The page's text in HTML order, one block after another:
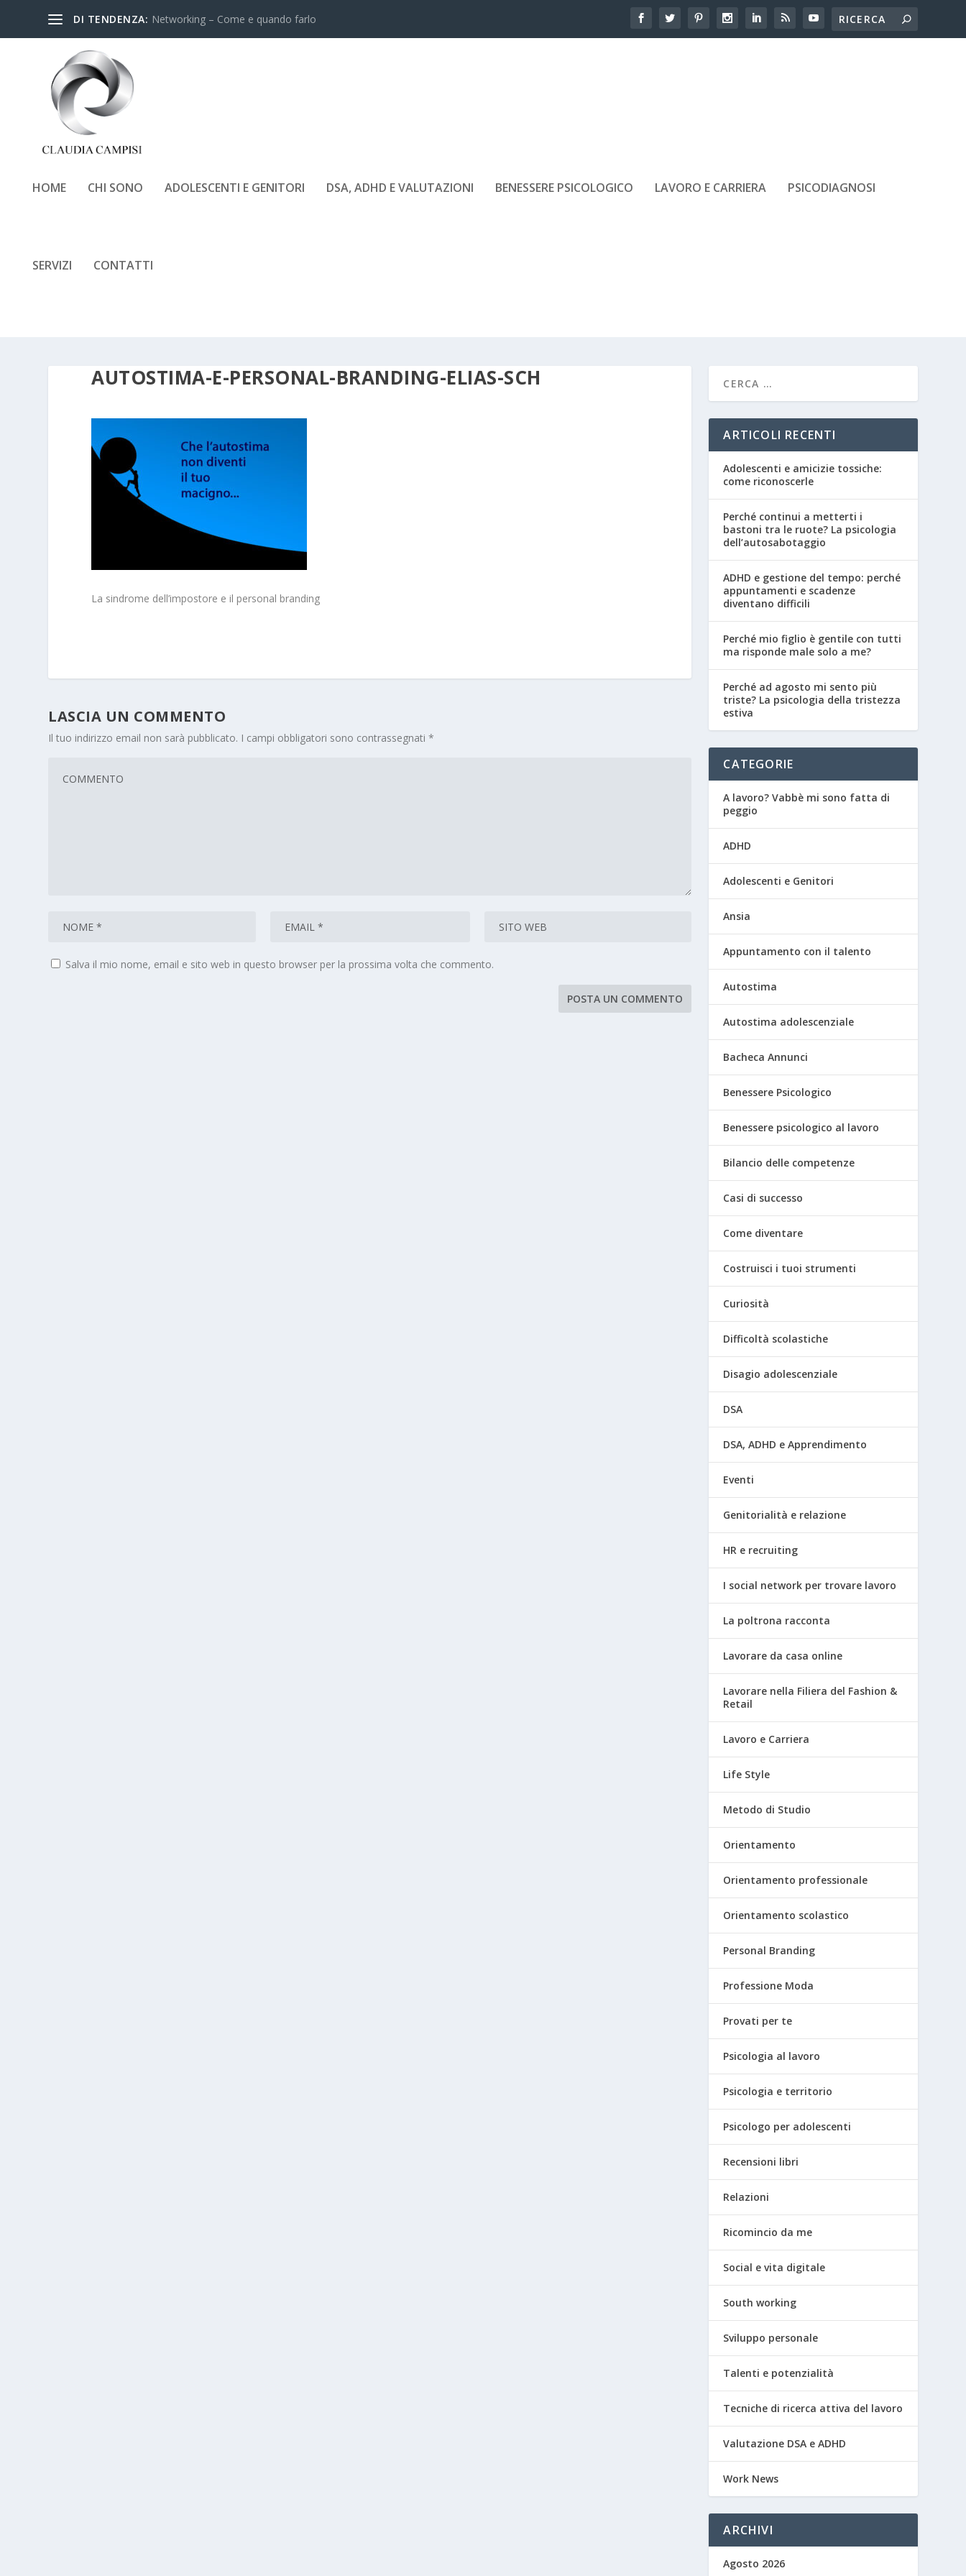
DI TENDENZA: Networking – Come e quando farlo
HOME CHI SONO ADOLESCENTI E GENITORI DSA, ADHD E VALUTAZIONI BENESSERE PSICOLOGICO LAVORO E CARRIERA PSICODIAGNOSI
SERVIZI CONTATTI
AUTOSTIMA-E-PERSONAL-BRANDING-ELIAS-SCH
La sindrome dell’impostore e il personal branding
LASCIA UN COMMENTO
Il tuo indirizzo email non sarà pubblicato. I campi obbligatori sono contrassegnati*
Salva il mio nome, email e sito web in questo browser per la prossima volta che commento.
ARTICOLI RECENTI
Adolescenti e amicizie tossiche:
come riconoscerle
Perché continui a metterti i
bastoni tra le ruote? La psicologia
dell’autosabotaggio
ADHD e gestione del tempo: perché
appuntamenti e scadenze
diventano difficili
Perché mio figlio è gentile con tutti
ma risponde male solo a me?
Perché ad agosto mi sento più
triste? La psicologia della tristezza
estiva
CATEGORIE
A lavoro? Vabbè mi sono fatta di
peggio
ADHD
Adolescenti e Genitori
Ansia
Appuntamento con il talento
Autostima
Autostima adolescenziale
Bacheca Annunci
Benessere Psicologico
Benessere psicologico al lavoro
Bilancio delle competenze
Casi di successo
Come diventare
Costruisci i tuoi strumenti
Curiosità
Difficoltà scolastiche
Disagio adolescenziale
DSA
DSA, ADHD e Apprendimento
Eventi
Genitorialità e relazione
HR e recruiting
I social network per trovare lavoro
La poltrona racconta
Lavorare da casa online
Lavorare nella Filiera del Fashion &
Retail
Lavoro e Carriera
Life Style
Metodo di Studio
Orientamento
Orientamento professionale
Orientamento scolastico
Personal Branding
Professione Moda
Provati per te
Psicologia al lavoro
Psicologia e territorio
Psicologo per adolescenti
Recensioni libri
Relazioni
Ricomincio da me
Social e vita digitale
South working
Sviluppo personale
Talenti e potenzialità
Tecniche di ricerca attiva del lavoro
Valutazione DSA e ADHD
Work News
ARCHIVI
Agosto 2026